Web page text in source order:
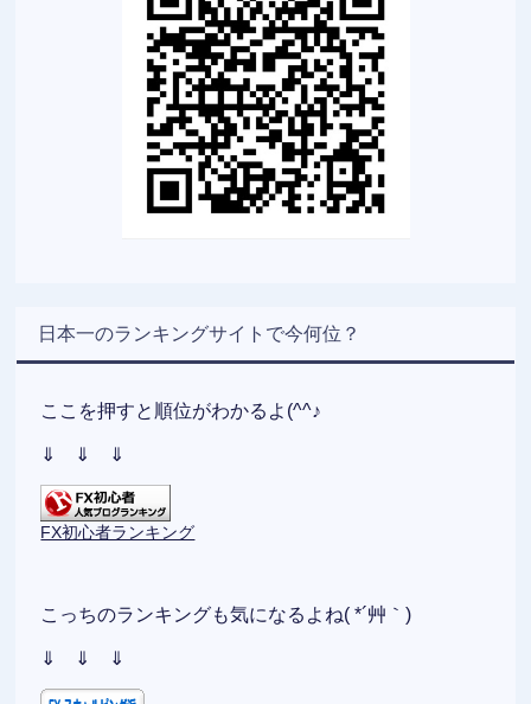
日本一のランキングサイトで今何位？
ここを押すと順位がわかるよ(^^♪
⇓ ⇓ ⇓
FX初心者ランキング
こっちのランキングも気になるよね( *´艸｀)
⇓ ⇓ ⇓